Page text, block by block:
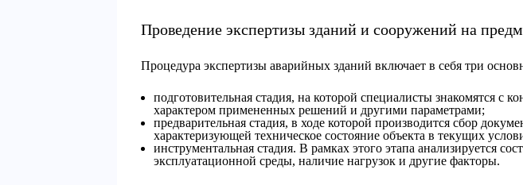
Проведение экспертизы зданий и сооружений на
Процедура экспертизы аварийных зданий включает в себя три
подготовительная стадия, на которой специалисты знакомятся с
характером примененных решений и другими параметрами;
предварительная стадия, в ходе которой производится сбор
характеризующей техническое состояние объекта в текущих
инструментальная стадия. В рамках этого этапа анализируется
эксплуатационной среды, наличие нагрузок и другие факторы.